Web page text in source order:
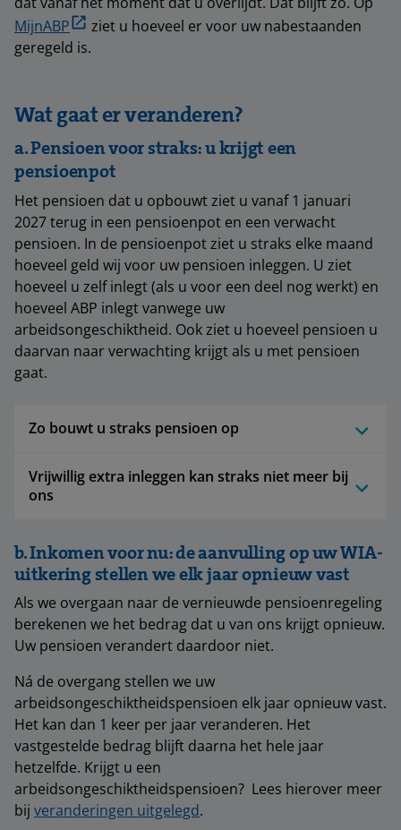
MijnABP
ziet u hoeveel er voor uw nabestaanden
geregeld is.
Wat gaat er veranderen?
a. Pensioen voor straks: u krijgt een
pensioenpot
Het pensioen dat u opbouwt ziet u vanaf 1 januari
2027 terug in een pensioenpot en een verwacht
pensioen. In de pensioenpot ziet u straks elke maand
hoeveel geld wij voor uw pensioen inleggen. U ziet
hoeveel u zelf inlegt (als u voor een deel nog werkt) en
hoeveel ABP inlegt vanwege uw
arbeidsongeschiktheid. Ook ziet u hoeveel pensioen u
daarvan naar verwachting krijgt als u met pensioen
gaat.
Zo bouwt u straks pensioen op
Vrijwillig extra inleggen kan straks niet meer bij
ons
b. Inkomen voor nu: de aanvulling op uw WIA-
uitkering stellen we elk jaar opnieuw vast
Als we overgaan naar de vernieuwde pensioenregeling
berekenen we het bedrag dat u van ons krijgt opnieuw.
Uw pensioen verandert daardoor niet.
Ná de overgang stellen we uw
arbeidsongeschiktheidspensioen elk jaar opnieuw vast.
Het kan dan 1 keer per jaar veranderen. Het
vastgestelde bedrag blijft daarna het hele jaar
hetzelfde. Krijgt u een
arbeidsongeschiktheidspensioen? Lees hierover meer
bij veranderingen uitgelegd.